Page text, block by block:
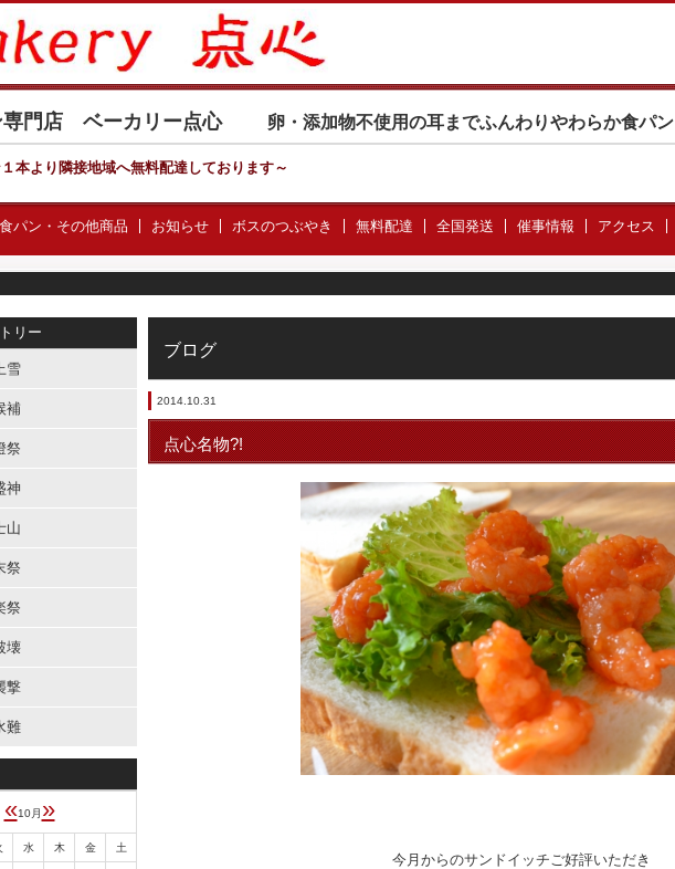
専門店 ベーカリー点心 卵・添加物不使用の耳までふんわりやわらか食パン
本より隣接地域へ無料配達しております～
食パン・その他商品 お知らせ ボスのつぶやき 無料配達 全国発送 催事情報 アクセス
ブログ
2014.10.31
点心名物?!
今月からのサンドイッチご好評いただき
リー
雪
補
祭
神
山
祭
祭
壊
撃
難
«10月 »
水 木 金 土